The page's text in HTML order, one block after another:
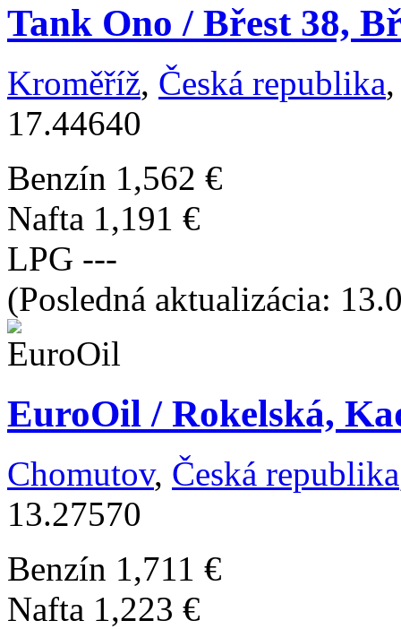
Tank Ono / Břest 38,
Kroměříž, Česká republika
17.44640
Benzín 1,562 €
Nafta 1,191 €
LPG ---
(Posledná aktualizácia:
EuroOil / Rokelská,
Chomutov, Česká republika
13.27570
Benzín 1,711 €
Nafta 1,223 €